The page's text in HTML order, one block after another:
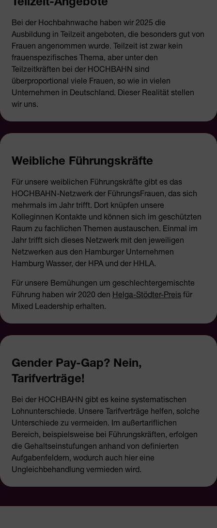
Bei der Hochbahnwache haben wir 2025 die
Ausbildung in Teilzeit angeboten, die besonders gut von
Frauen angenommen wurde. Teilzeit ist zwar kein
frauenspezifisches Thema, aber unter den
Teilzeitkräften bei der HOCHBAHN sind
überproportional viele Frauen, so wie in vielen
Unternehmen in Deutschland. Dieser Realität stellen
wir uns.
Weibliche Führungskräfte
Für unsere weiblichen Führungskräfte gibt es das
HOCHBAHN-Netzwerk der FührungsFrauen, das sich
mehrmals im Jahr trifft. Dort knüpfen unsere
Kolleginnen Kontakte und können sich im geschützten
Raum zu fachlichen Themen austauschen. Einmal im
Jahr trifft sich dieses Netzwerk mit den jeweiligen
Netzwerken aus den Hamburger Unternehmen
Hamburg Wasser, der HPA und der HHLA.
Für unsere Bemühungen um geschlechtergemischte
Führung haben wir 2020 den Helga-Stödter-Preis für
Mixed Leadership erhalten.
Gender Pay-Gap? Nein,
Tarifverträge!
Bei der HOCHBAHN gibt es keine systematischen
Lohnunterschiede. Unsere Tarifverträge helfen, solche
Unterschiede zu vermeiden. Im außertariflichen
Bereich, beispielsweise bei Führungskräften, erfolgen
die Gehaltseinstufungen anhand von definierten
Aufgabenfeldern, wodurch auch hier eine
Ungleichbehandlung vermieden wird.